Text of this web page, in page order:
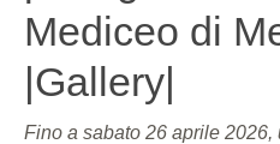
Mediceo di
|Gallery|
Fino a sabato 26 aprile